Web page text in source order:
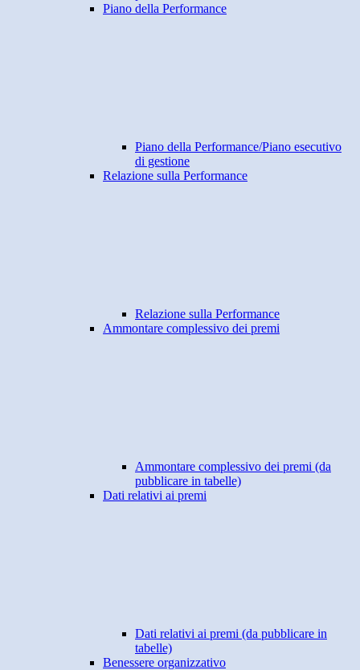
Piano della Performance
Piano della Performance/Piano esecutivo
di gestione
Relazione sulla Performance
Relazione sulla Performance
Ammontare complessivo dei premi
Ammontare complessivo dei premi (da
pubblicare in tabelle)
Dati relativi ai premi
Dati relativi ai premi (da pubblicare in
tabelle)
Benessere organizzativo